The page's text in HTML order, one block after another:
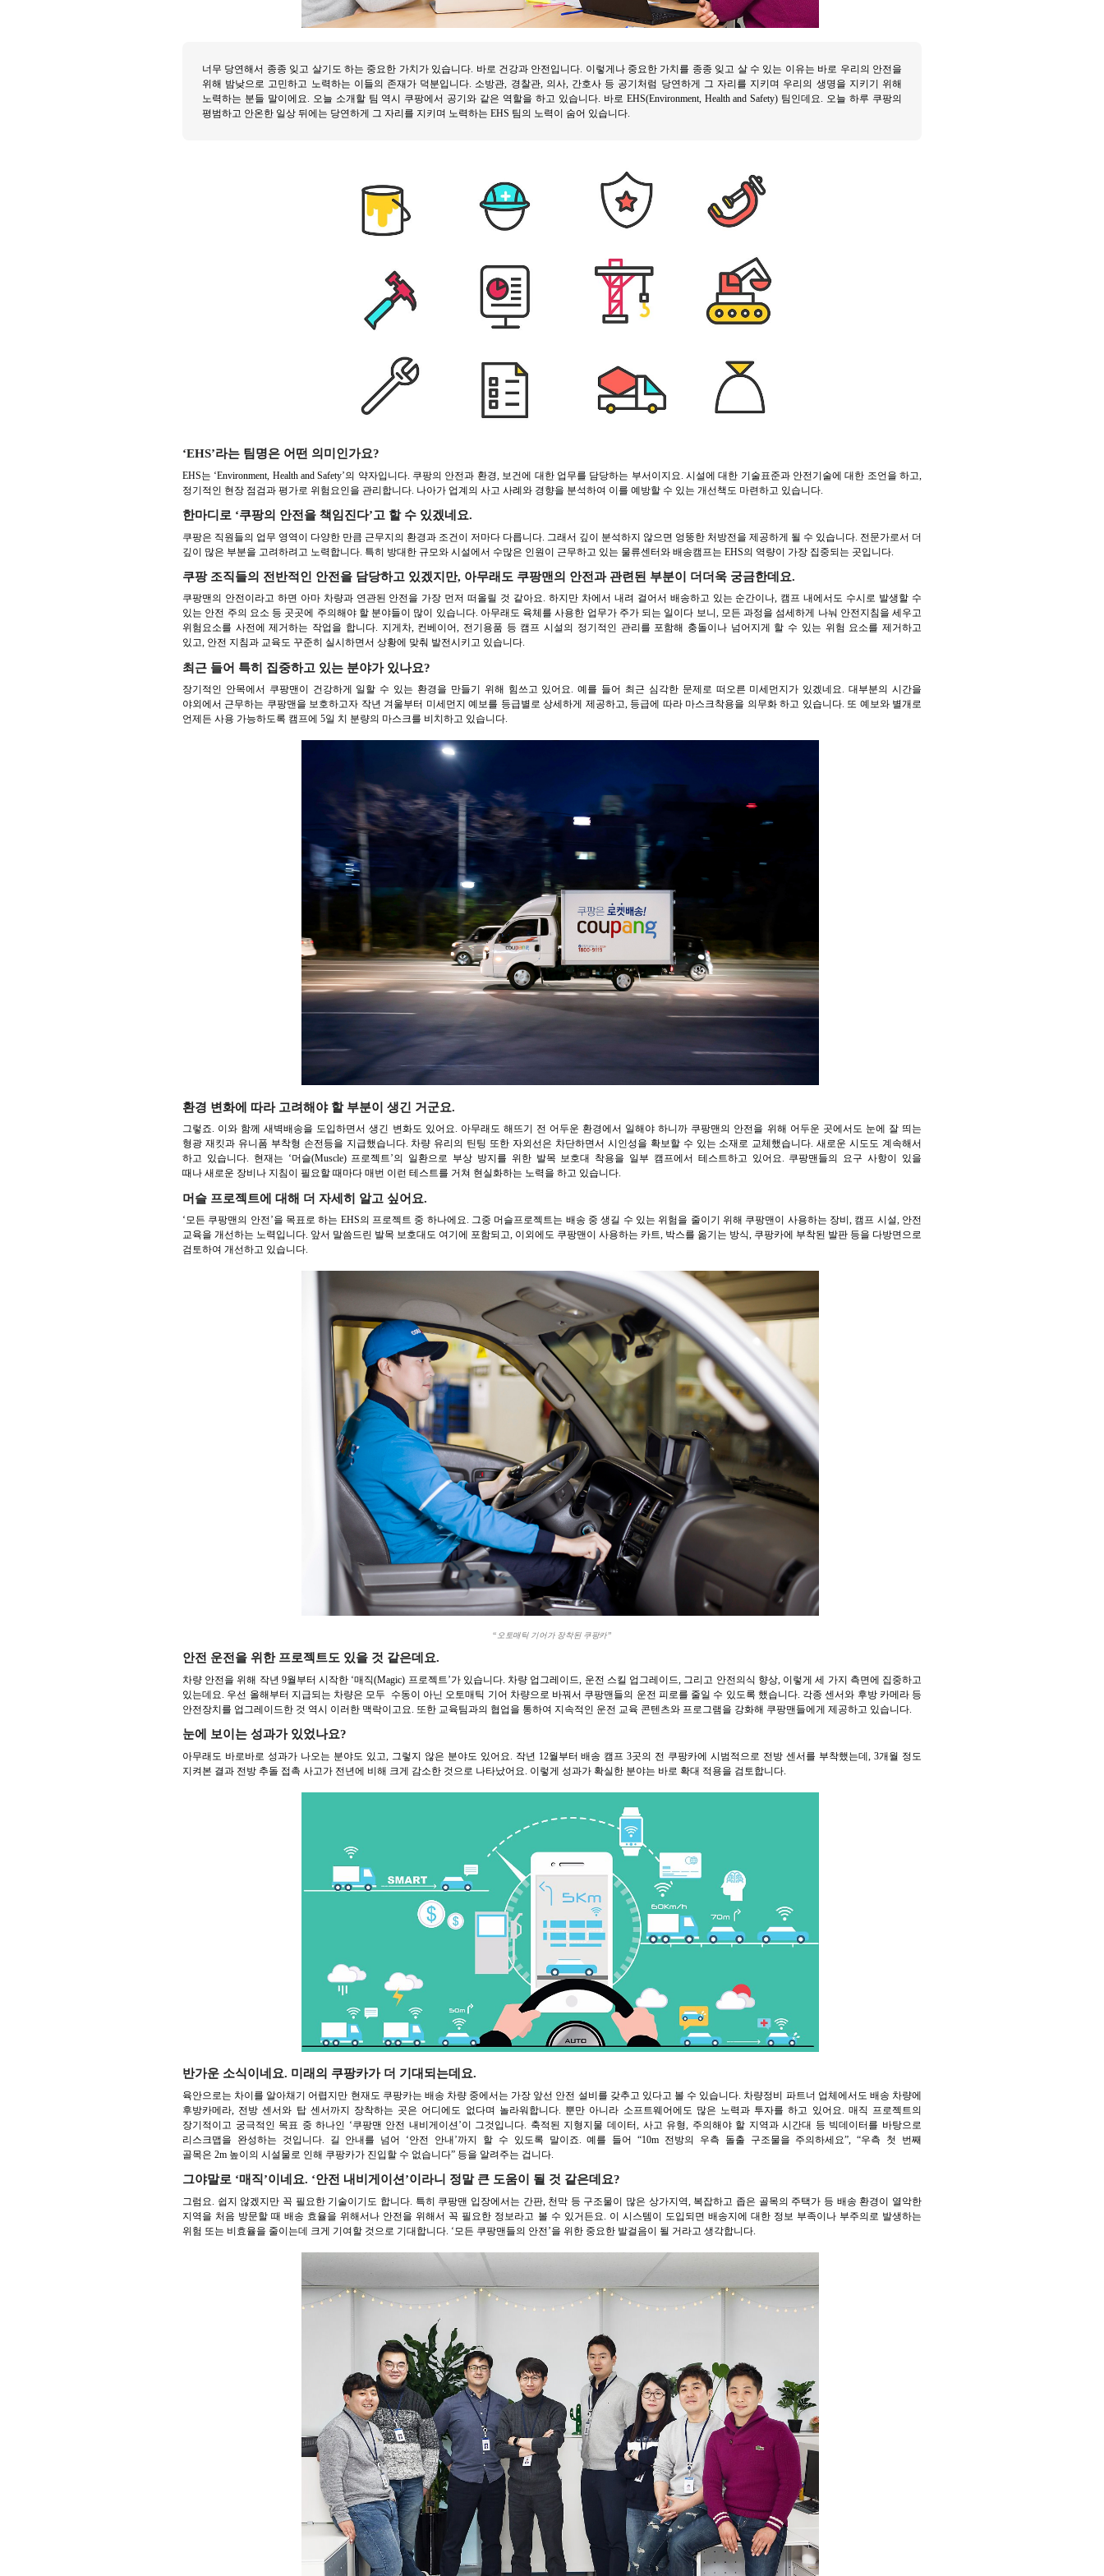
너무 당연해서 종종 잊고 살기도 하는 중요한 가치가 있습니다. 바로 건강과 안전입니다. 이렇게나 중요한 가치를 종종 잊고 살 수 있는 이유는 바로 우리의 안전을
위해 밤낮으로 고민하고 노력하는 이들의 존재가 덕분입니다. 소방관, 경찰관, 의사, 간호사 등 공기처럼 당연하게 그 자리를 지키며 우리의 생명을 지키기 위해
노력하는 분들 말이에요. 오늘 소개할 팀 역시 쿠팡에서 공기와 같은 역할을 하고 있습니다. 바로 EHS(Environment, Health and Safety) 팀인데요. 오늘 하루 쿠팡의
평범하고 안온한 일상 뒤에는 당연하게 그 자리를 지키며 노력하는 EHS 팀의 노력이 숨어 있습니다.
‘EHS’라는 팀명은 어떤 의미인가요?
EHS는 ‘Environment, Health and Safety’의 약자입니다. 쿠팡의 안전과 환경, 보건에 대한 업무를 담당하는 부서이지요. 시설에 대한 기술표준과 안전기술에 대한 조언을 하고,
정기적인 현장 점검과 평가로 위험요인을 관리합니다. 나아가 업계의 사고 사례와 경향을 분석하여 이를 예방할 수 있는 개선책도 마련하고 있습니다.
한마디로 ‘쿠팡의 안전을 책임진다’고 할 수 있겠네요.
쿠팡은 직원들의 업무 영역이 다양한 만큼 근무지의 환경과 조건이 저마다 다릅니다. 그래서 깊이 분석하지 않으면 엉뚱한 처방전을 제공하게 될 수 있습니다. 전문가로서 더
깊이 많은 부분을 고려하려고 노력합니다. 특히 방대한 규모와 시설에서 수많은 인원이 근무하고 있는 물류센터와 배송캠프는 EHS의 역량이 가장 집중되는 곳입니다.
쿠팡 조직들의 전반적인 안전을 담당하고 있겠지만, 아무래도 쿠팡맨의 안전과 관련된 부분이 더더욱 궁금한데요.
쿠팡맨의 안전이라고 하면 아마 차량과 연관된 안전을 가장 먼저 떠올릴 것 같아요. 하지만 차에서 내려 걸어서 배송하고 있는 순간이나, 캠프 내에서도 수시로 발생할 수
있는 안전 주의 요소 등 곳곳에 주의해야 할 분야들이 많이 있습니다. 아무래도 육체를 사용한 업무가 주가 되는 일이다 보니, 모든 과정을 섬세하게 나눠 안전지침을 세우고
위험요소를 사전에 제거하는 작업을 합니다. 지게차, 컨베이어, 전기용품 등 캠프 시설의 정기적인 관리를 포함해 충돌이나 넘어지게 할 수 있는 위험 요소를 제거하고
있고, 안전 지침과 교육도 꾸준히 실시하면서 상황에 맞춰 발전시키고 있습니다.
최근 들어 특히 집중하고 있는 분야가 있나요?
장기적인 안목에서 쿠팡맨이 건강하게 일할 수 있는 환경을 만들기 위해 힘쓰고 있어요. 예를 들어 최근 심각한 문제로 떠오른 미세먼지가 있겠네요. 대부분의 시간을
야외에서 근무하는 쿠팡맨을 보호하고자 작년 겨울부터 미세먼지 예보를 등급별로 상세하게 제공하고, 등급에 따라 마스크착용을 의무화 하고 있습니다. 또 예보와 별개로
언제든 사용 가능하도록 캠프에 5일 치 분량의 마스크를 비치하고 있습니다.
환경 변화에 따라 고려해야 할 부분이 생긴 거군요.
그렇죠. 이와 함께 새벽배송을 도입하면서 생긴 변화도 있어요. 아무래도 해뜨기 전 어두운 환경에서 일해야 하니까 쿠팡맨의 안전을 위해 어두운 곳에서도 눈에 잘 띄는
형광 재킷과 유니폼 부착형 손전등을 지급했습니다. 차량 유리의 틴팅 또한 자외선은 차단하면서 시인성을 확보할 수 있는 소재로 교체했습니다. 새로운 시도도 계속해서
하고 있습니다. 현재는 ‘머슬(Muscle) 프로젝트’의 일환으로 부상 방지를 위한 발목 보호대 착용을 일부 캠프에서 테스트하고 있어요. 쿠팡맨들의 요구 사항이 있을
때나 새로운 장비나 지침이 필요할 때마다 매번 이런 테스트를 거쳐 현실화하는 노력을 하고 있습니다.
머슬 프로젝트에 대해 더 자세히 알고 싶어요.
‘모든 쿠팡맨의 안전’을 목표로 하는 EHS의 프로젝트 중 하나에요. 그중 머슬프로젝트는 배송 중 생길 수 있는 위험을 줄이기 위해 쿠팡맨이 사용하는 장비, 캠프 시설, 안전
교육을 개선하는 노력입니다. 앞서 말씀드린 발목 보호대도 여기에 포함되고, 이외에도 쿠팡맨이 사용하는 카트, 박스를 옮기는 방식, 쿠팡카에 부착된 발판 등을 다방면으로
검토하여 개선하고 있습니다.
“오토매틱 기어가 장착된 쿠팡카”
안전 운전을 위한 프로젝트도 있을 것 같은데요.
차량 안전을 위해 작년 9월부터 시작한 ‘매직(Magic) 프로젝트’가 있습니다. 차량 업그레이드, 운전 스킬 업그레이드, 그리고 안전의식 향상, 이렇게 세 가지 측면에 집중하고
있는데요. 우선 올해부터 지급되는 차량은 모두 수동이 아닌 오토매틱 기어 차량으로 바꿔서 쿠팡맨들의 운전 피로를 줄일 수 있도록 했습니다. 각종 센서와 후방 카메라 등
안전장치를 업그레이드한 것 역시 이러한 맥락이고요. 또한 교육팀과의 협업을 통하여 지속적인 운전 교육 콘텐츠와 프로그램을 강화해 쿠팡맨들에게 제공하고 있습니다.
눈에 보이는 성과가 있었나요?
아무래도 바로바로 성과가 나오는 분야도 있고, 그렇지 않은 분야도 있어요. 작년 12월부터 배송 캠프 3곳의 전 쿠팡카에 시범적으로 전방 센서를 부착했는데, 3개월 정도
지켜본 결과 전방 추돌 접촉 사고가 전년에 비해 크게 감소한 것으로 나타났어요. 이렇게 성과가 확실한 분야는 바로 확대 적용을 검토합니다.
반가운 소식이네요. 미래의 쿠팡카가 더 기대되는데요.
육안으로는 차이를 알아채기 어렵지만 현재도 쿠팡카는 배송 차량 중에서는 가장 앞선 안전 설비를 갖추고 있다고 볼 수 있습니다. 차량정비 파트너 업체에서도 배송 차량에
후방카메라, 전방 센서와 탑 센서까지 장착하는 곳은 어디에도 없다며 놀라워합니다. 뿐만 아니라 소프트웨어에도 많은 노력과 투자를 하고 있어요. 매직 프로젝트의
장기적이고 궁극적인 목표 중 하나인 ‘쿠팡맨 안전 내비게이션’이 그것입니다. 축적된 지형지물 데이터, 사고 유형, 주의해야 할 지역과 시간대 등 빅데이터를 바탕으로
리스크맵을 완성하는 것입니다. 길 안내를 넘어 ‘안전 안내’까지 할 수 있도록 말이죠. 예를 들어 “10m 전방의 우측 돌출 구조물을 주의하세요”, “우측 첫 번째
골목은 2m 높이의 시설물로 인해 쿠팡카가 진입할 수 없습니다” 등을 알려주는 겁니다.
그야말로 ‘매직’이네요. ‘안전 내비게이션’이라니 정말 큰 도움이 될 것 같은데요?
그럼요. 쉽지 않겠지만 꼭 필요한 기술이기도 합니다. 특히 쿠팡맨 입장에서는 간판, 천막 등 구조물이 많은 상가지역, 복잡하고 좁은 골목의 주택가 등 배송 환경이 열악한
지역을 처음 방문할 때 배송 효율을 위해서나 안전을 위해서 꼭 필요한 정보라고 볼 수 있거든요. 이 시스템이 도입되면 배송지에 대한 정보 부족이나 부주의로 발생하는
위험 또는 비효율을 줄이는데 크게 기여할 것으로 기대합니다. ‘모든 쿠팡맨들의 안전’을 위한 중요한 발걸음이 될 거라고 생각합니다.